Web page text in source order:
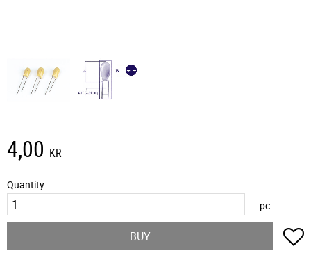
4,00 KR
Quantity
pc.
BUY